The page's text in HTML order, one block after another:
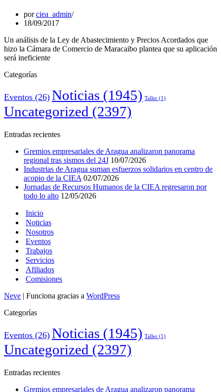
porciea_admin
18/09/2017
Un análisis de la Ley de Abastecimiento y Precios Acordados que
hizo la Cámara de Comercio de Maracaibo plantea que su aplicación
será ineficiente
Categorías
Eventos (26) Noticias (1945) Taller (1)
Uncategorized (2397)
Entradas recientes
Gremios empresariales de Aragua analizaron panorama
regional tras sismos del 24J 10/07/2026
Industrias de Aragua suman esfuerzos solidarios en centro de
acopio de la CIEA 02/07/2026
Jornadas de Recursos Humanos de la CIEA regresaron por
todo lo alto 12/05/2026
Inicio
Noticias
Nosotros
Eventos
Trabajos
Servicios
Afiliados
Comisiones
Neve | Funciona gracias a WordPress
Categorías
Eventos (26) Noticias (1945) Taller (1)
Uncategorized (2397)
Entradas recientes
Gremios empresariales de Aragua analizaron panorama